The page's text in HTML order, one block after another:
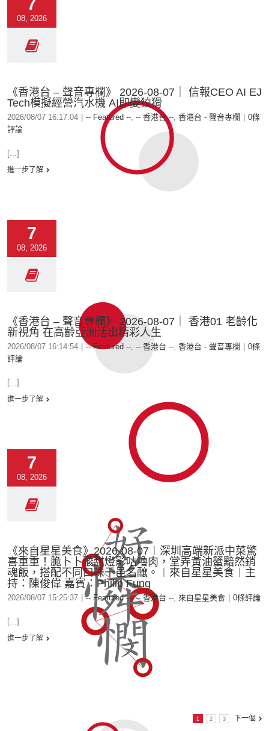
08, 2026
《香港台 – 聲音專欄》 2026-08-07｜ 信報CEO AI EJ
Tech模擬經營汽水機 AI即變狡猾
2026/08/07 16:17:04 -- Featured --, -- 香港台 --, 香港台 - 聲音專欄
0條
評論
[...]
進一步了解
7
08, 2026
《香港台 – 聲音專欄》 2026-08-07｜ 香港01 老齡化
新視角 在高齡亞洲活出精彩人生
2026/08/07 16:14:54 -- Featured --, -- 香港台 --, 香港台 - 聲音專欄
0條
評論
[...]
進一步了解
7
08, 2026
《來自星星美食》2026-08-07︱深圳高端新派中菜驚
喜重重！脆卜卜酸甜燈影咕嚕肉，堂弄黃油蟹黯然銷
魂飯，搭配不同口味干邑名釀。︱來自星星美食︱主
持：陳俊偉 嘉賓：Philip Fung
2026/08/07 15:25:37 -- Featured --,-- 香港台 --, 來自星星美食 0條評論
[...]
進一步了解
1 2 3 下一個